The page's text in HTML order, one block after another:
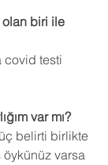
biri ile
covid testi
var mı?
belirti birlikte
öykünüz varsa